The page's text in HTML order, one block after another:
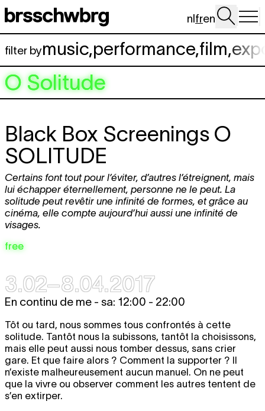
Aller au contenu principal
nlfren
filter bymusic,performance,film,
O Solitude
Black Box Screenings O
SOLITUDE
Certains font tout pour l’éviter, d’autres l’étreignent, mais
lui échapper éternellement, personne ne le peut. La
solitude peut revêtir une infinité de formes, et grâce au
cinéma, elle compte aujourd’hui aussi une infinité de
visages.
free
3.02–8.04.2017
En continu de me - sa: 12:00 - 22:00
Tôt ou tard, nous sommes tous confrontés à cette
solitude. Tantôt nous la subissons, tantôt la choisissons,
mais elle peut aussi nous tomber dessus, sans crier
gare. Et que faire alors ? Comment la supporter ? Il
n’existe malheureusement aucun manuel. On ne peut
que la vivre ou observer comment les autres tentent de
s’en extirper.